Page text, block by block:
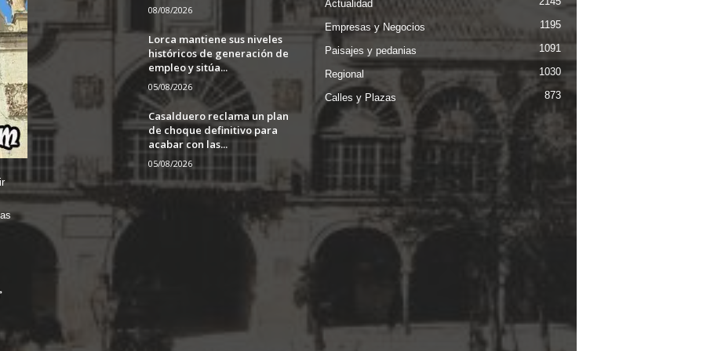
08/08/2026
Lorca mantiene sus niveles
históricos de generación de
empleo y sitúa...
05/08/2026
Casalduero reclama un plan
de choque definitivo para
acabar con las...
05/08/2026
Actualidad
Empresas y Negocios 1195
Paisajes y pedanias 1091
Regional 1030
Calles y Plazas 873